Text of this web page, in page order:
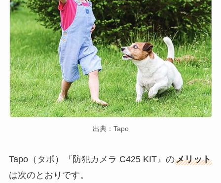
出典：Tapo
Tapo（タポ）『防犯カメラ C425 KIT』のメリット
は次のとおりです。